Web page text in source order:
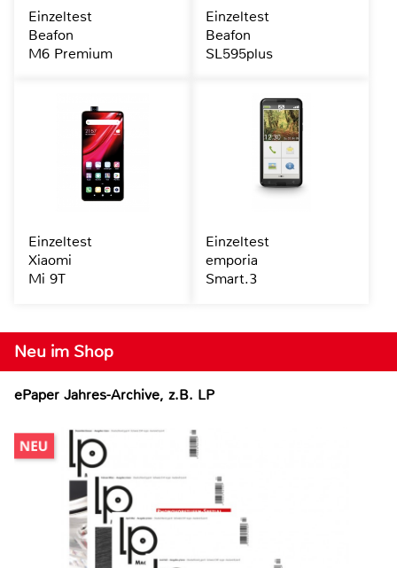
Neu im Shop
ePaper Jahres-Archive, z.B. LP
Einzeltest
Beafon
M6 Premium
Einzeltest
Beafon
SL595plus
Einzeltest
Xiaomi
Mi 9T
Einzeltest
emporia
Smart.3